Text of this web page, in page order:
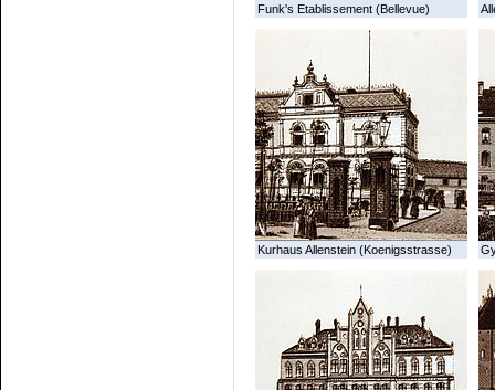
Funk's Etablissement (Bellevue)
Kurhaus Allenstein (Koenigsstrasse)